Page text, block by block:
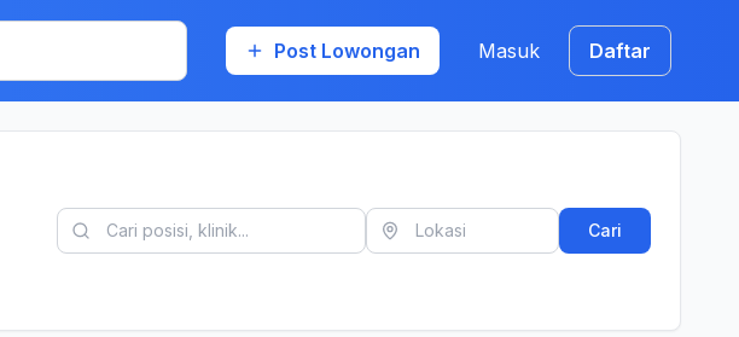
Post Lowongan Masuk Daftar
Cari